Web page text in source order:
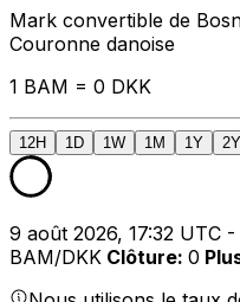
Mark convertible de
Couronne danoise
1 BAM = 0 DKK
12H 1D 1W 1M 1Y 2Y
9 août 2026, 17:32 UTC
BAM/DKK Clôture: 0